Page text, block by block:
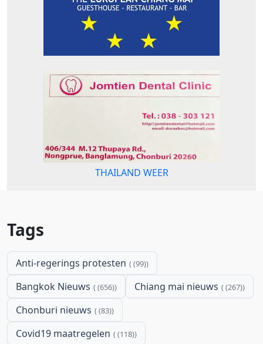
THAILAND WEER
Tags
Anti-regerings protesten (99)
Bangkok Nieuws (656) Chiang mai nieuws (267)
Chonburi nieuws (83)
Covid19 maatregelen (118)